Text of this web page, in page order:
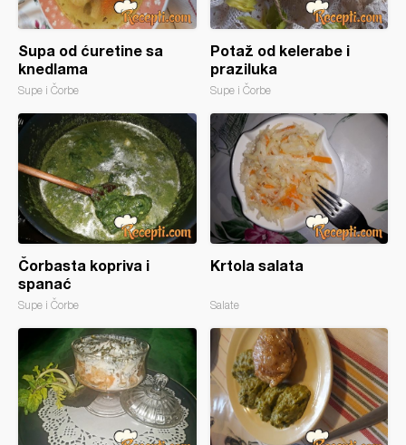
Supa od ćuretine sa
knedlama
Supe i Čorbe
Potaž od kelerabe i
praziluka
Supe i Čorbe
Čorbasta kopriva i
spanać
Supe i Čorbe
Krtola salata
Salate